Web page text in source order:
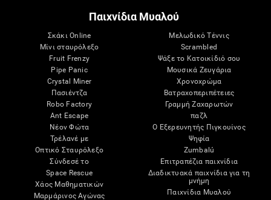
Παιχνίδια Μυαλού
Σκάκι Online
Μίνι σταυρόλεξο
Fruit Frenzy
Pipe Panic
Crystal Miner
Πασιέντζα
Robo Factory
Ant Escape
Νέον Φώτα
Τρέλανέ με
Οπτικό Σταυρόλεξο
Σύνδεσέ το
Space Rescue
Χάος Μαθηματικών
Μαρμάρινος Αγώνας
Μελωδικό Τέννις
Scrambled
Ψάξε το Κατοικίδιό σου
Μουσικά Ζευγάρια
Χρονοχρώμα
Βατραχοπεριπέτειες
Γραμμή Ζαχαρωτών
παζλ
Ο Εξερευνητής Πιγκουίνος
Ψηφία
Zumbalú
Επιτραπέζια παιχνίδια
Διαδικτυακά παιχνίδια για τη
μνήμη
Παιχνίδια Μυαλού